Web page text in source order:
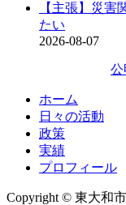
【主張】災
たい
2026-08-07
公
ホーム
日々の活動
政策
実績
プロフィール
Copyright © 東大和